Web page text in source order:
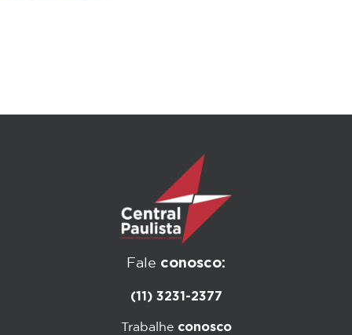
Fale conosco:
(11) 3231-2377
Trabalhe conosco